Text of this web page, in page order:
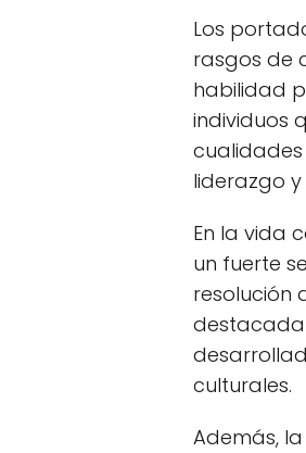
Los
rasgos de
habilidad
individuos
liderazgo
En la vida
un fuerte
resolución
destacada
culturales.
Además,